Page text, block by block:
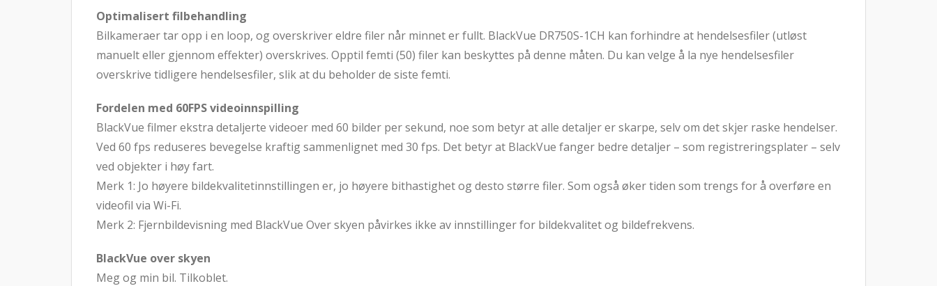
Optimalisert filbehandling
Bilkameraer tar opp i en loop, og overskriver eldre filer når minnet er fullt. BlackVue DR750S-1CH kan forhindre at hendelsesfiler (utløst
manuelt eller gjennom effekter) overskrives. Opptil femti (50) filer kan beskyttes på denne måten. Du kan velge å la nye hendelsesfiler
overskrive tidligere hendelsesfiler, slik at du beholder de siste femti.
Fordelen med 60FPS videoinnspilling
BlackVue filmer ekstra detaljerte videoer med 60 bilder per sekund, noe som betyr at alle detaljer er skarpe, selv om det skjer raske hendelser.
Ved 60 fps reduseres bevegelse kraftig sammenlignet med 30 fps. Det betyr at BlackVue fanger bedre detaljer – som registreringsplater – selv
ved objekter i høy fart.
Merk 1: Jo høyere bildekvalitetinnstillingen er, jo høyere bithastighet og desto større filer. Som også øker tiden som trengs for å overføre en
videofil via Wi-Fi.
Merk 2: Fjernbildevisning med BlackVue Over skyen påvirkes ikke av innstillinger for bildekvalitet og bildefrekvens.
BlackVue over skyen
Meg og min bil. Tilkoblet.